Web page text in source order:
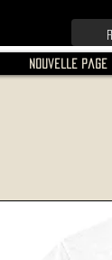
Nouvelle page